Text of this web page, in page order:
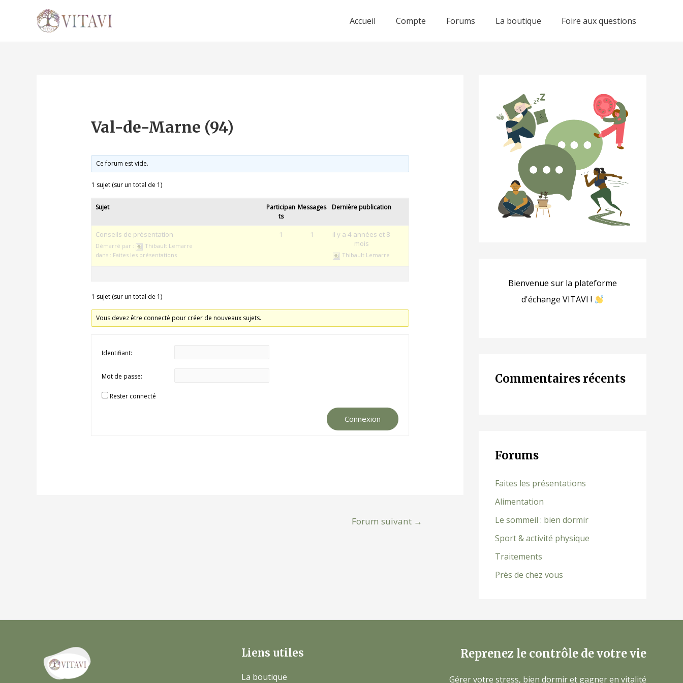
Accueil Compte Forums La boutique Foire aux questions
Val-de-Marne (94)
Ce forum est vide.
1 sujet (sur un total de 1)
Sujet
Participan
ts
Messages Dernière publication
Conseils de présentation
Démarré par :
Thibault Lemarre
dans : Faites les présentations
1 1
il y a 4 années et 8
mois
Thibault Lemarre
1 sujet (sur un total de 1)
Vous devez être connecté pour créer de nouveaux sujets.
Identifiant:
Mot de passe:
Rester connecté
Connexion
Forum suivant →
Bienvenue sur la plateforme
d'échange VITAVI !
Commentaires récents
Forums
Faites les présentations
Alimentation
Le sommeil : bien dormir
Sport & activité physique
Traitements
Près de chez vous
Liens utiles
La boutique
Reprenez le contrôle de votre vie
Gérer votre stress, bien dormir et gagner en vitalité